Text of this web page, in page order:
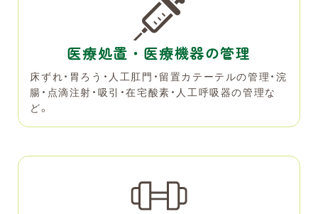
医療処置・医療機器の管理
床ずれ・胃ろう・人工肛門・留置カテーテルの管理・浣
腸・点滴注射・吸引・在宅酸素・人工呼吸器の管理な
ど。